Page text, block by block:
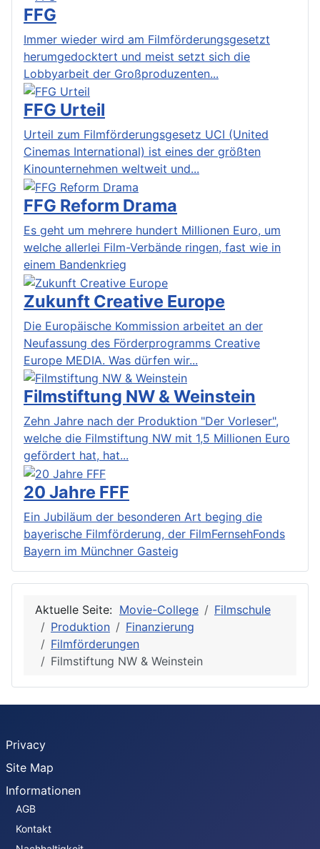
FFG
Immer wieder wird am Filmförderungsgesetzt
herumgedocktert und meist setzt sich die
Lobbyarbeit der Großproduzenten...
FFG Urteil
Urteil zum Filmförderungsgesetz UCI (United
Cinemas International) ist eines der größten
Kinounternehmen weltweit und...
FFG Reform Drama
Es geht um mehrere hundert Millionen Euro, um
welche allerlei Film-Verbände ringen, fast wie in
einem Bandenkrieg
Zukunft Creative Europe
Die Europäische Kommission arbeitet an der
Neufassung des Förderprogramms Creative
Europe MEDIA. Was dürfen wir...
Filmstiftung NW & Weinstein
Zehn Jahre nach der Produktion "Der Vorleser",
welche die Filmstiftung NW mit 1,5 Millionen Euro
gefördert hat, hat...
20 Jahre FFF
Ein Jubiläum der besonderen Art beging die
bayerische Filmförderung, der FilmFernsehFonds
Bayern im Münchner Gasteig
Aktuelle Seite: Movie-College
Filmschule
Produktion
Finanzierung
Filmförderungen
Filmstiftung NW & Weinstein
Privacy
Site Map
Informationen
AGB
Kontakt